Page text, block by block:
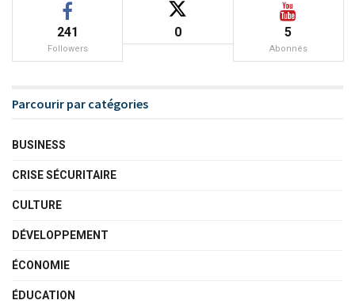
241
Followers
0 5
Abonnés
Parcourir par catégories
BUSINESS
CRISE SÉCURITAIRE
CULTURE
DÉVELOPPEMENT
ÉCONOMIE
ÉDUCATION